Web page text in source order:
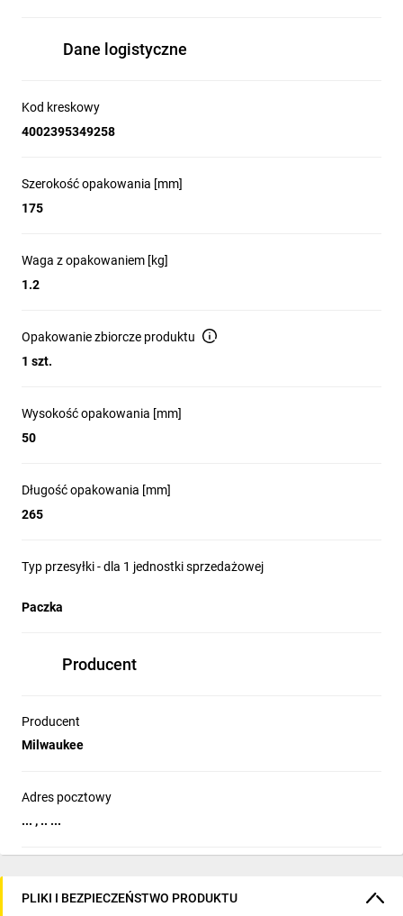
Dane logistyczne
Kod kreskowy
4002395349258
Szerokość opakowania [mm]
175
Waga z opakowaniem [kg]
1.2
Opakowanie zbiorcze produktu
1 szt.
Wysokość opakowania [mm]
50
Długość opakowania [mm]
265
Typ przesyłki - dla 1 jednostki sprzedażowej
Paczka
Producent
Producent
Milwaukee
Adres pocztowy
... , .. ...
PLIKI I BEZPIECZEŃSTWO PRODUKTU